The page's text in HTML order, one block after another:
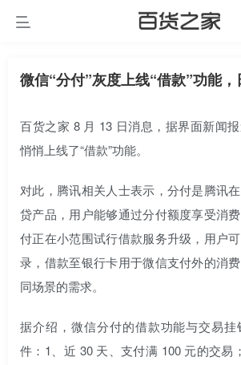
微信“分付”灰度上线“借款”功能
百货之家 8 月 13 日消息，据界面新闻
悄悄上线了“借款”功能。
对此，腾讯相关人士表示，分付是腾讯
贷产品，用户能够通过分付额度享受消
付正在小范围试行借款服务升级，用户
录，借款至银行卡用于微信支付外的消
同场景的需求。
据介绍，微信分付的借款功能与交易
件：1、近 30 天、支付满 100 元的交易